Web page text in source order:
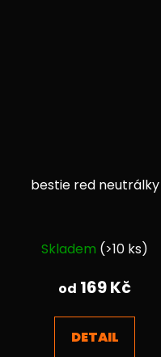
bestie red neutrálky
hodnocení
produktu
4,8
z
Skladem (>10 ks)
od 169 Kč
DETAIL